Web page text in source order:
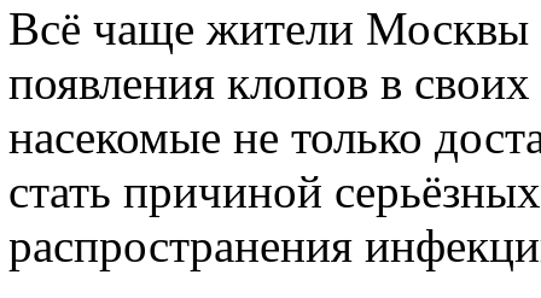
Всё чаще жители Москвы
появления клопов в
насекомые не только
стать причиной
распространения